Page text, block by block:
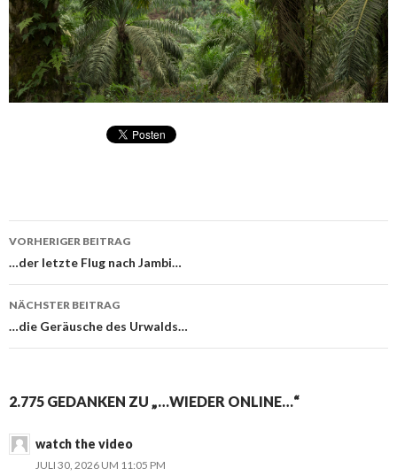
Beitragsnavigation
VORHERIGER BEITRAG
…der letzte Flug nach Jambi…
NÄCHSTER BEITRAG
…die Geräusche des Urwalds…
2.775 GEDANKEN ZU „…WIEDER ONLINE…“
watch the video
JULI 30, 2026 UM 11:05 PM